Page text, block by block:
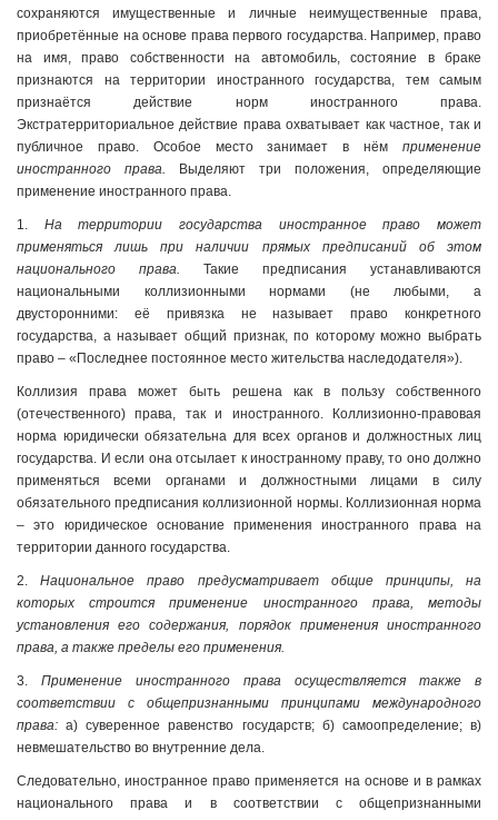
сохраняются имущественные и личные неимущественные права,
приобретённые на основе права первого государства. Например, право
на имя, право собственности на автомобиль, состояние в браке
признаются на территории иностранного государства, тем самым
признаётся действие норм иностранного права.
Экстратерриториальное действие права охватывает как частное, так и
публичное право. Особое место занимает в нём применение
иностранного права. Выделяют три положения, определяющие
применение иностранного права.
1. На территории государства иностранное право может
применяться лишь при наличии прямых предписаний об этом
национального права. Такие предписания устанавливаются
национальными коллизионными нормами (не любыми, а
двусторонними: её привязка не называет право конкретного
государства, а называет общий признак, по которому можно выбрать
право – «Последнее постоянное место жительства наследодателя»).
Коллизия права может быть решена как в пользу собственного
(отечественного) права, так и иностранного. Коллизионно-правовая
норма юридически обязательна для всех органов и должностных лиц
государства. И если она отсылает к иностранному праву, то оно должно
применяться всеми органами и должностными лицами в силу
обязательного предписания коллизионной нормы. Коллизионная норма
– это юридическое основание применения иностранного права на
территории данного государства.
2.Национальное право предусматривает общие принципы, на
которых строится применение иностранного права, методы
установления его содержания, порядок применения иностранного
права, а также пределы его применения.
3. Применение иностранного права осуществляется также в
соответствии с общепризнанными принципами международного
права: а) суверенное равенство государств; б) самоопределение; в)
невмешательство во внутренние дела.
Следовательно, иностранное право применяется на основе и в рамках
национального права и в соответствии с общепризнанными